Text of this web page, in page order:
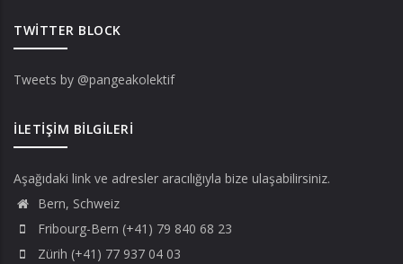
TWITTER BLOCK
Tweets by @pangeakolektif
İLETIŞIM BILGILERI
Aşağıdaki link ve adresler aracılığıyla bize ulaşabilirsiniz.
Bern, Schweiz
Fribourg-Bern (+41) 79 840 68 23
Zürih (+41) 77 937 04 03